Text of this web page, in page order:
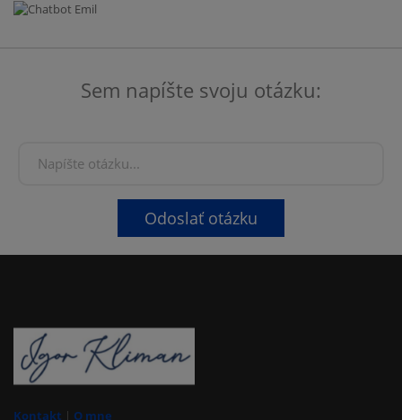
Sem napíšte svoju otázku:
Odoslať otázku
Kontakt | O mne